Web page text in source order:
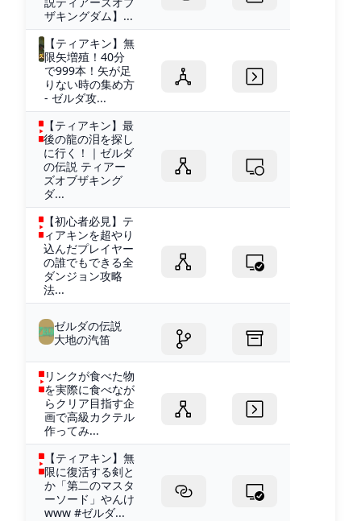
ザキングダム】...
【ティアキン】無
限矢増殖！40分
で999本！矢が足
りない時の集め方
- ゼルダ攻...
【ティアキン】最
後の龍の泪を探し
に行く！｜ゼルダ
の伝説 ティアー
ズオブザキング
ダ...
【初心者必見】テ
ィアキンを超やり
込んだプレイヤー
の誰でもできる全
ダンジョン攻略
法...
ゼルダの伝説
大地の汽笛
リンクが食べた物
を実際に食べなが
らクリア目指す企
画で高級カクテル
作ってみ...
【ティアキン】無
限に復活する剣と
か「第二のマスタ
ーソード」やんけ
www #ゼルダ...